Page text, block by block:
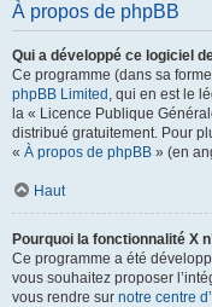
À propos de phpBB
Qui a développé ce logiciel
Ce programme (dans sa
phpBB Limited , qui en est le
la « Licence Publique
distribué gratuitement. Pour
« À propos de phpBB » (en
Haut
Pourquoi la fonctionnalité X
Ce programme a été
vous souhaitez proposer
vous rendre sur notre centre